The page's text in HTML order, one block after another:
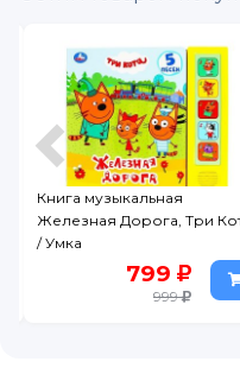
Книга музыкальная
Железная Дорога, Три
/ Умка
799
999